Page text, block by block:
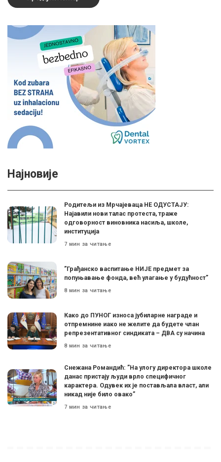
Најновије
Родитељи из Мрчајеваца НЕ ОДУСТАЈУ:
Најавили нови талас протеста, траже
одговорност виновника насиља, школе,
институција
7 мин за читање
”Грађанско васпитање НИЈЕ предмет за
попуњавање фонда, већ улагање у будућност”
8 мин за читање
Како до ПУНОГ износа јубиларне награде и
отпремнине иако не желите да будете члан
репрезентативног синдиката – ДВА су начина
8 мин за читање
Снежана Романдић: ”На улогу директора школе
данас пристају људи врло специфичног
карактера. Одувек их је постављала власт, али
никад није било овако”
7 мин за читање